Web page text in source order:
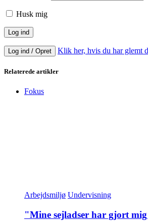
Husk mig
Log ind / Opret Klik her, hvis du har glemt
Relaterede artikler
Fokus
Arbejdsmiljø Undervisning
"Mine sejladser har gjort